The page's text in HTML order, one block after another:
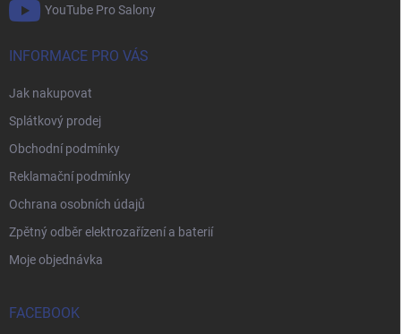
YouTube Pro Salony
INFORMACE PRO VÁS
Jak nakupovat
Splátkový prodej
Obchodní podmínky
Reklamační podmínky
Ochrana osobních údajů
Zpětný odběr elektrozařízení a baterií
Moje objednávka
FACEBOOK